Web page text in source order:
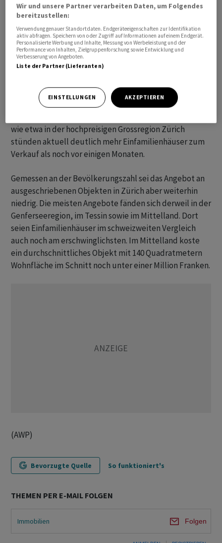
Die Angebotspreise für Eigentumswohnungen legten
derweil um 0,4 Prozent zu.
Im Vergleich zum Vorjahr stiegen die Kaufangebote für
Einfamilienhäuser indes um 3,8 Prozent und jene für
Eigentumswohnungen um 4,0 Prozent.
«Ein wesentlicher Grund für die leicht rückläufigen
Preise dürfte das gewachsene Angebot an bestehenden
wie etwa in der hochpreisigen Grossregion Zürich
stünden aktuell deutlich mehr Einfamilienhäuser zum
Verkauf als noch vor einigen Monaten.
Gemessen an der Bevölkerungszahl sei das Angebot an
ausgeschriebenen Objekten in Zürich aber weiterhin
niedrig. Die meisten Angebote fänden sich derweil in der
Genferseeregion, im Tessin sowie im Mittelland. Dort
seien Einfamilienhäuser im schweizweiten Vergleich
auch noch am erschwinglichsten. Im Mittelland koste
ein durchschnittliches Objekt mit 140 Quadratmetern
Wohnfläche im Schnitt noch unter einer Million Franken.
(AWP)
Bevorzugte Quelle So funktioniert's
THEMEN PER E-MAIL FOLGEN
Immobilien Folgen
Wir und unsere Partner verarbeiten Daten, um Folgendes
bereitzustellen:
Verwendung genauer Standortdaten. Endgeräteeigenschaften zur Identifikation
aktiv abfragen. Speichern von oder Zugriff auf Informationen auf einem Endgerät.
Personalisierte Werbung und Inhalte, Messung von Werbeleistung und der
Performance von Inhalten, Zielgruppenforschung sowie Entwicklung und
Verbesserung von Angeboten.
Liste der Partner (Lieferanten)
EINSTELLUNGEN AKZEPTIEREN